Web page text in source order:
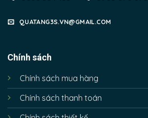
QUATANG3S.VN@GMAIL.COM
Chính sách
Chính sách mua hàng
Chính sách thanh toán